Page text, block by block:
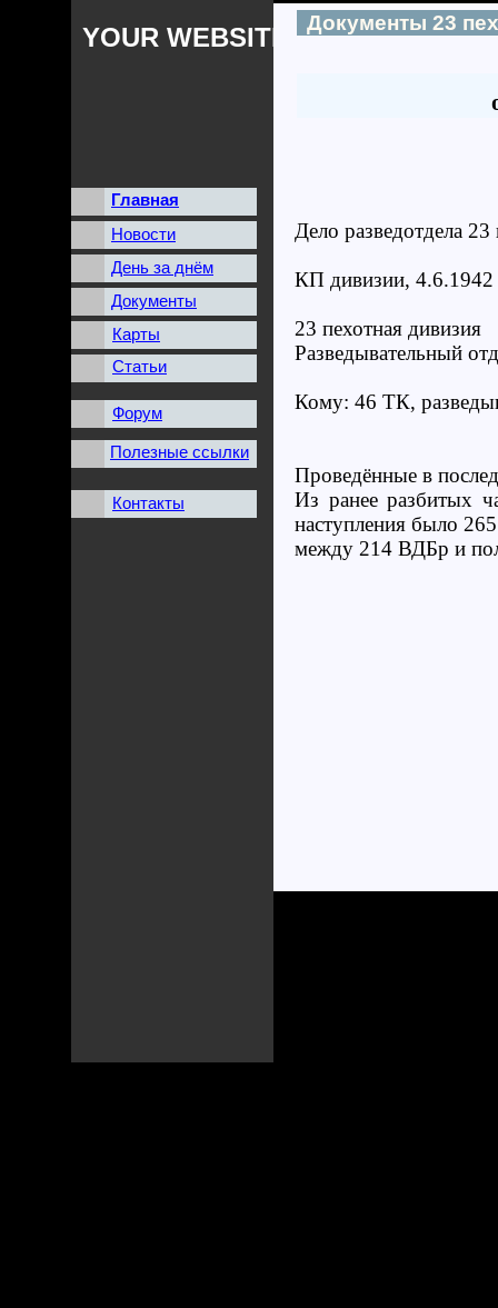
YOUR WEBSITES NAME
Главная
Новости
День за днём
Документы
Карты
Статьи
Форум
Полезные ссылки
Контакты
Документы 23
Дело разведотдела
КП дивизии, 4.6.1942
23 пехотная дивизия
Разведывательный
Кому: 46 ТК,
Проведённые в
Из ранее разбитых
наступления было
между 214 ВДБр и